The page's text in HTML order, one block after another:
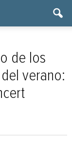
de los
verano: